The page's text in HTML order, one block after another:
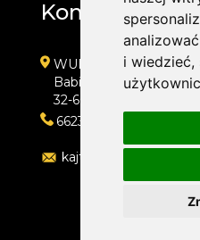
i wiedzieć,
Kontakt
WULKAN
Babice, ul. Śląska 50d
32-600 Oświęcim
662323454
kajtoch@gmail.com